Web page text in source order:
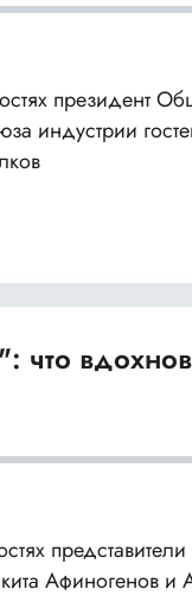
президент
индустрии
Афиногенов и